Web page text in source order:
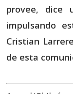
provee, dice
impulsando
Cristian
de esta